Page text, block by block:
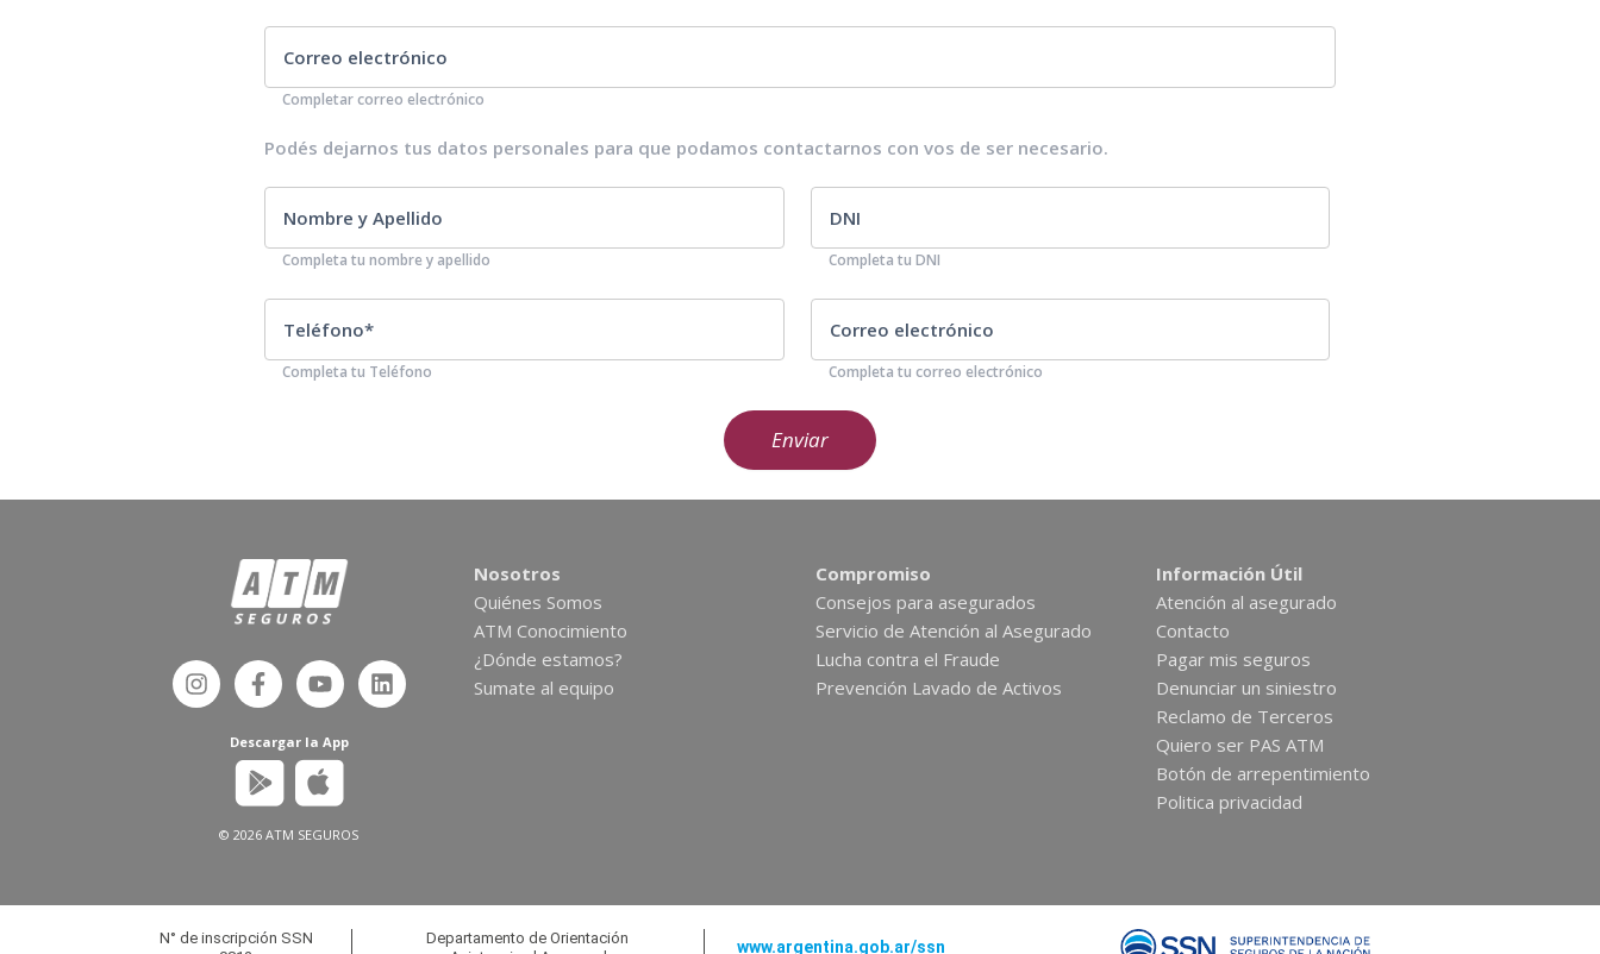
Completar correo electrónico
Podés dejarnos tus datos personales para que podamos contactarnos con vos de ser necesario.
Completa tu nombre y apellido Completa tu DNI
Completa tu Teléfono Completa tu correo electrónico
Descargar la App
© 2026 ATM SEGUROS
Nosotros
Quiénes Somos
ATM Conocimiento
¿Dónde estamos?
Sumate al equipo
Compromiso
Consejos para asegurados
Servicio de Atención al Asegurado
Lucha contra el Fraude
Prevención Lavado de Activos
Información Útil
Atención al asegurado
Contacto
Pagar mis seguros
Denunciar un siniestro
Reclamo de Terceros
Quiero ser PAS ATM
Botón de arrepentimiento
Politica privacidad
N° de inscripción SSN
Departamento de Orientación
www.argentina.gob.ar/ssn